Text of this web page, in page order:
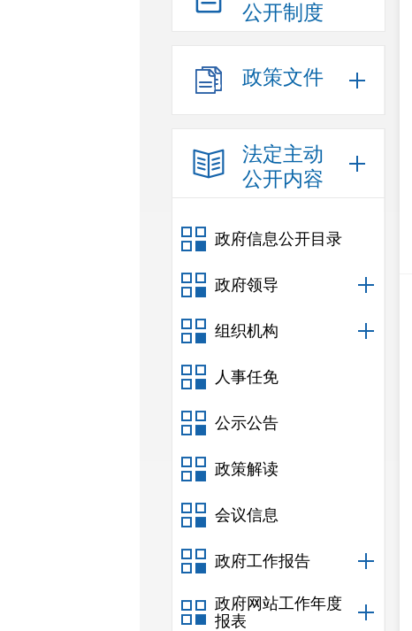
公开制度
政策文件
法定主动
公开内容
政府信息公开目录
政府领导
组织机构
人事任免
公示公告
政策解读
会议信息
政府工作报告
政府网站工作年度
报表